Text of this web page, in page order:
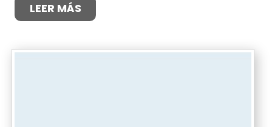
LEER MÁS